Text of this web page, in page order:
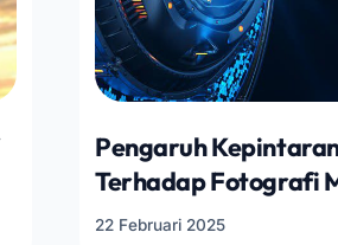
Pengaruh
Terhadap Fotografi
22 Februari 2025